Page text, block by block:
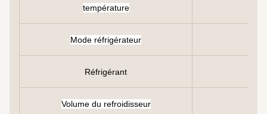
température
Mode réfrigérateur
Réfrigérant
Volume du refroidisseur